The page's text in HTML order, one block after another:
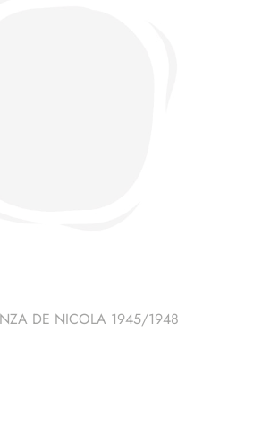
DE NICOLA 1945/1948